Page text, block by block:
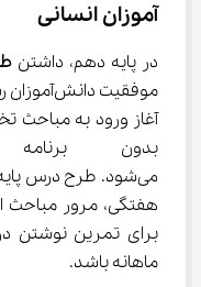
آموزان انسانی
در پایه دهم، داشتن
موفقیت
بدون
هفتگی، مرور مباحث
برای تمرین نوشتن
ماهانه باشد.